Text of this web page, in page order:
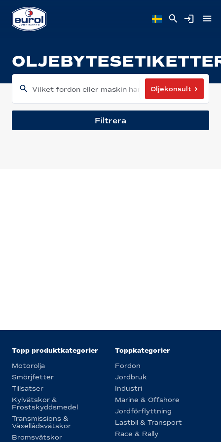
Vilket fordon eller maskin har du?Oljekonsult
Filtrera
Topp produktkategorier
Motorolja
Smörjfetter
Tillsatser
Kylvätskor &
Frostskyddsmedel
Transmissions &
Växellådsvätskor
Bromsvätskor
Toppkategorier
Fordon
Jordbruk
Industri
Marine & Offshore
Jordförflyttning
Lastbil & Transport
Race & Rally